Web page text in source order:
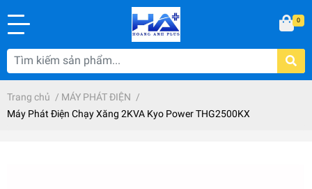
0
Trang chủ / MÁY PHÁT ĐIỆN /
Máy Phát Điện Chạy Xăng 2KVA Kyo Power THG2500KX